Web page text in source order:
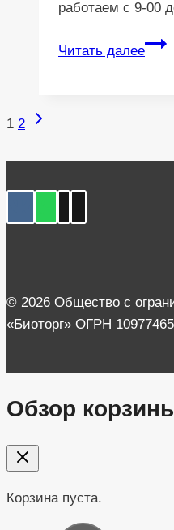
работаем c 9-00
Читать далее
Навигация
по
страницам
1 2
Следующая
© 2026 Общество с
«Биоторг» ОГРН
Обзор
Корзина пуста.